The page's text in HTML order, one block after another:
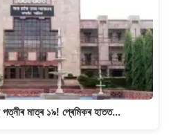
মাত্ৰ ১৯! প্ৰেমিকৰ হাতত…